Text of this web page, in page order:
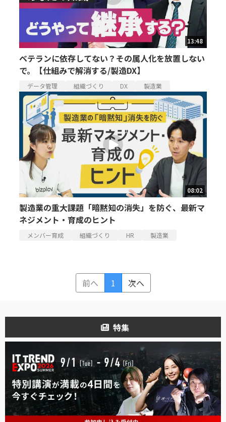
13:48
ベテランに依存してない？その属人化を放置しない
で。【仕組みで解消する/製造DX】
データ管理 組織づくり DX 製造業
08:02
製造業の重大課題「暗黙知の消失」を防ぐ、最新マ
ネジメント・育成のヒント
メンバー育成 組織づくり HR 製造業
前へ 1 次へ
特集